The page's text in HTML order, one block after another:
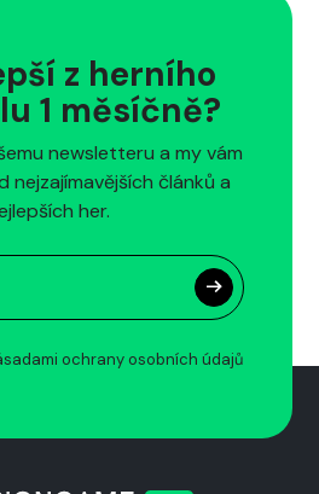
z herního
1 měsíčně?
newsletteru a my vám
nejzajímavějších článků a
her.
ochrany osobních údajů